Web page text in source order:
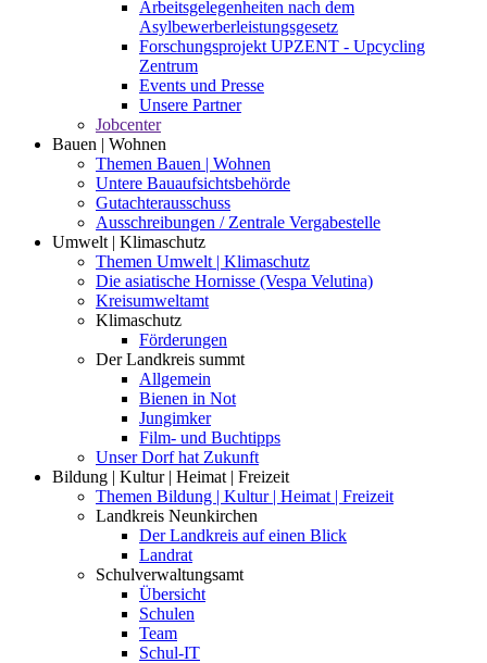
Arbeitsgelegenheiten nach dem
Asylbewerberleistungsgesetz
Forschungsprojekt UPZENT - Upcycling
Zentrum
Events und Presse
Unsere Partner
Jobcenter
Bauen | Wohnen
Themen Bauen | Wohnen
Untere Bauaufsichtsbehörde
Gutachterausschuss
Ausschreibungen / Zentrale Vergabestelle
Umwelt | Klimaschutz
Themen Umwelt | Klimaschutz
Die asiatische Hornisse (Vespa Velutina)
Kreisumweltamt
Klimaschutz
Förderungen
Der Landkreis summt
Allgemein
Bienen in Not
Jungimker
Film- und Buchtipps
Unser Dorf hat Zukunft
Bildung | Kultur | Heimat | Freizeit
Themen Bildung | Kultur | Heimat | Freizeit
Landkreis Neunkirchen
Der Landkreis auf einen Blick
Landrat
Schulverwaltungsamt
Übersicht
Schulen
Team
Schul-IT